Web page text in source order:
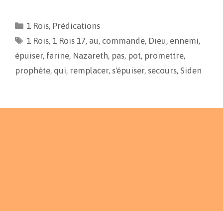
b
o
o
l
L
i
n
a
g
e
1 Rois, Prédications
1 Rois, 1 Rois 17, au, commande, Dieu, ennemi,
épuiser, farine, Nazareth, pas, pot, promettre,
prophète, qui, remplacer, s'épuiser, secours, Siden